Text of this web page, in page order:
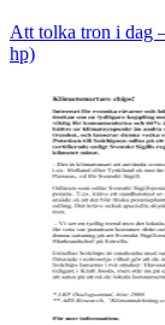
Att tolka tron i dag
hp)